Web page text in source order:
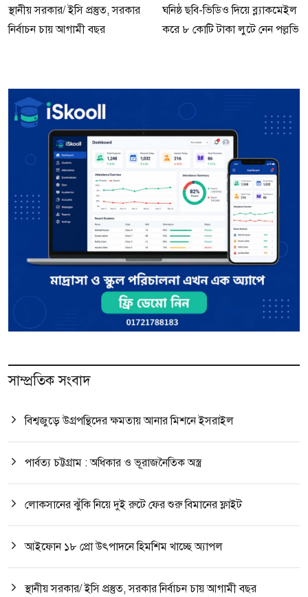
স্থানীয় সরকার/ ইসি প্রস্তুত, সরকার
নির্বাচন চায় আগামী বছর
ঘনিষ্ঠ ছবি-ভিডিও দিয়ে ব্ল্যাকমেইল
করে ৮ কোটি টাকা লুটে নেন পল্লভি
সাম্প্রতিক সংবাদ
বিশ্বজুড়ে উগ্রপন্থিদের ক্ষমতায় আনার মিশনে ইসরাইল
পার্বত্য চট্টগ্রাম : অধিকার ও ভূরাজনৈতিক অস্ত্র
লোকসানের ঝুঁকি নিয়ে দুই রুটে ফের শুরু বিমানের ফ্লাইট
আইফোন ১৮ প্রো উৎপাদনে হিমশিম খাচ্ছে অ্যাপল
স্থানীয় সরকার/ ইসি প্রস্তুত, সরকার নির্বাচন চায় আগামী বছর